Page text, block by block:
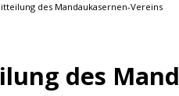
des Mandaukasernen-Vereins
des